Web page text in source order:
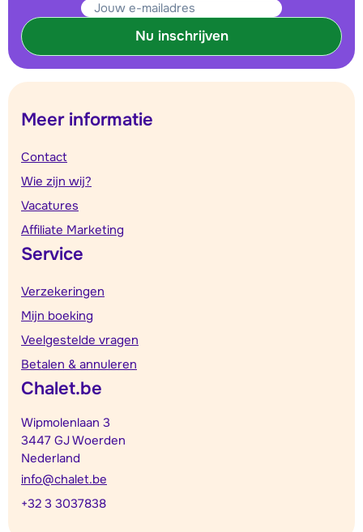
Nu inschrijven
Meer informatie
Contact
Wie zijn wij?
Vacatures
Affiliate Marketing
Service
Verzekeringen
Mijn boeking
Veelgestelde vragen
Betalen & annuleren
Chalet.be
Wipmolenlaan 3
3447 GJ Woerden
Nederland
info@chalet.be
+32 3 3037838